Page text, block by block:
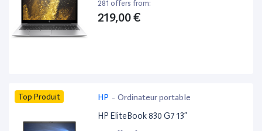
281 offers from:
219,00 €
Top Produit HP - Ordinateur portable
HP EliteBook 830 G7 13”